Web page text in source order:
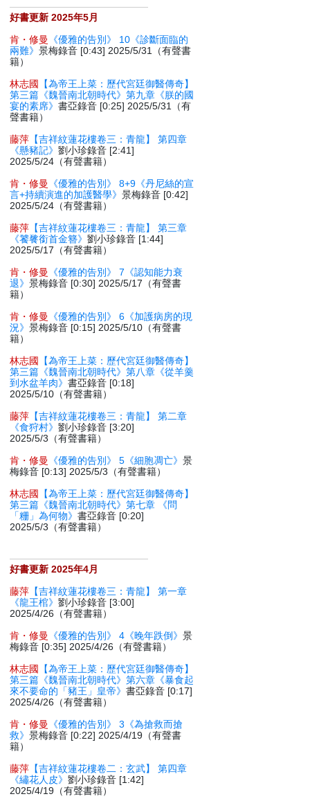
好書更新 2025年5月
肯・修曼
《優雅的告別》 10《診斷面臨的
兩難》景梅錄音 [0:43] 2025/5/31（有聲書
籍）
林志國
【為帝王上菜：歷代宮廷御醫傳奇】
第三篇《魏晉南北朝時代》第九章《朕的國
宴的素席》書亞錄音 [0:25] 2025/5/31（有
聲書籍）
藤萍 【吉祥紋蓮花樓卷三：青龍】 第四章
《懸豬記》劉小珍錄音 [2:41]
2025/5/24（有聲書籍）
肯・修曼
《優雅的告別》 8+9《丹尼絲的宣
言+持續演進的加護醫學》景梅錄音 [0:42]
2025/5/24（有聲書籍）
藤萍 【吉祥紋蓮花樓卷三：青龍】 第三章
《饕餮銜首金簪》劉小珍錄音 [1:44]
2025/5/17（有聲書籍）
肯・修曼
《優雅的告別》 7《認知能力衰
退》景梅錄音 [0:30] 2025/5/17（有聲書
籍）
肯・修曼
《優雅的告別》 6《加護病房的現
況》景梅錄音 [0:15] 2025/5/10（有聲書
籍）
林志國
【為帝王上菜：歷代宮廷御醫傳奇】
第三篇《魏晉南北朝時代》第八章《從羊羹
到水盆羊肉》書亞錄音 [0:18]
2025/5/10（有聲書籍）
藤萍 【吉祥紋蓮花樓卷三：青龍】 第二章
《食狩村》劉小珍錄音 [3:20]
2025/5/3（有聲書籍）
肯・修曼
《優雅的告別》 5《細胞凋亡》景
梅錄音 [0:13] 2025/5/3（有聲書籍）
林志國
【為帝王上菜：歷代宮廷御醫傳奇】
第三篇《魏晉南北朝時代》第七章 《問
「粣」為何物》書亞錄音 [0:20]
2025/5/3（有聲書籍）
好書更新 2025年4月
藤萍 【吉祥紋蓮花樓卷三：青龍】 第一章
《龍王棺》劉小珍錄音 [3:00]
2025/4/26（有聲書籍）
肯・修曼
《優雅的告別》 4《晚年跌倒》景
梅錄音 [0:35] 2025/4/26（有聲書籍）
林志國
【為帝王上菜：歷代宮廷御醫傳奇】
第三篇《魏晉南北朝時代》第六章《暴食起
來不要命的「豬王」皇帝》書亞錄音 [0:17]
2025/4/26（有聲書籍）
肯・修曼
《優雅的告別》 3《為搶救而搶
救》景梅錄音 [0:22] 2025/4/19（有聲書
籍）
藤萍 【吉祥紋蓮花樓卷二：玄武】 第四章
《繡花人皮》劉小珍錄音 [1:42]
2025/4/19（有聲書籍）